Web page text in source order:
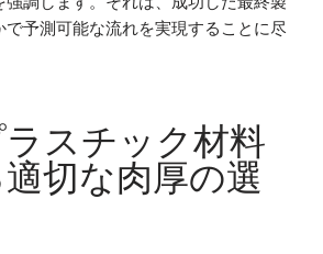
予測可能な流れを実現することに尽
スチック材料
切な肉厚の選